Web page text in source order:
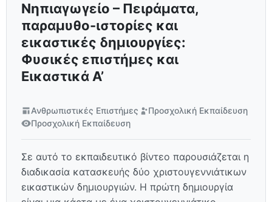
Νηπιαγωγείο – Πειράματα,
παραμυθο-ιστορίες και
εικαστικές δημιουργίες:
Φυσικές επιστήμες και
Εικαστικά Α’
Ανθρωπιστικές Επιστήμες
Προσχολική Εκπαίδευση
Προσχολική Εκπαίδευση
Σε αυτό το εκπαιδευτικό βίντεο παρουσιάζεται η
διαδικασία κατασκευής δύο χριστουγεννιάτικων
εικαστικών δημιουργιών. Η πρώτη δημιουργία